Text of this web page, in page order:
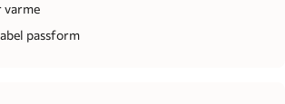
varme
passform